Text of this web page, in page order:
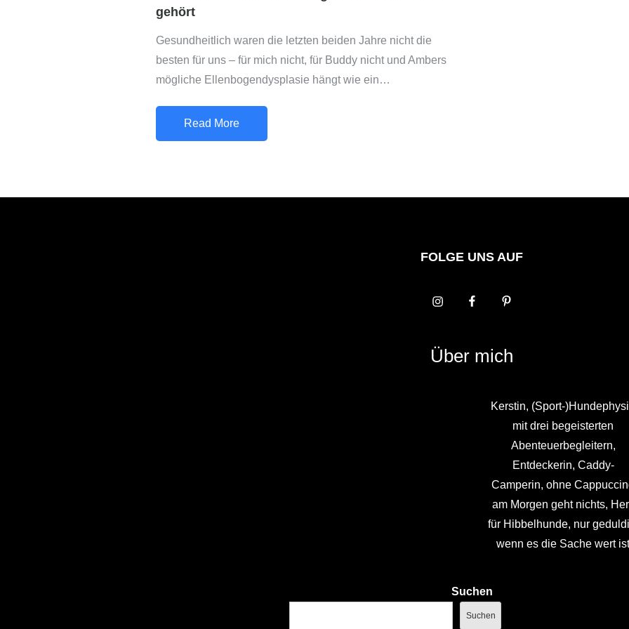
gehört
Gesundheitlich waren die letzten beiden Jahre nicht die
besten für uns – für mich nicht, für Buddy nicht und Ambers
mögliche Ellenbogendysplasie hängt wie ein…
Read More
FOLGE UNS AUF
Über mich
Kerstin, (Sport-
mit drei begeisterten
Abenteuerbegleitern,
Entdeckerin, Caddy-
Camperin, ohne
am Morgen geht nichts,
für Hibbelhunde, nur
wenn es die Sache wert ist
Suchen
Suchen